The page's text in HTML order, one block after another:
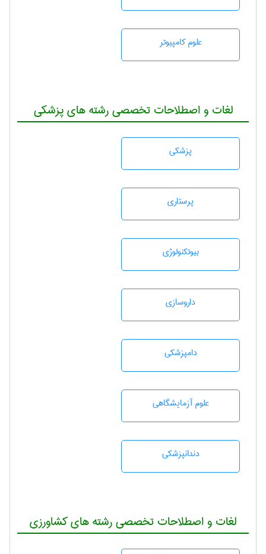
علوم کامپیوتر
لغات و اصطلاحات تخصصی رشته های پزشکی
پزشكی
پرستاری
بيوتكنولوژی
داروسازی
دامپزشكی
علوم آزمايشگاهی
دندانپزشكی
لغات و اصطلاحات تخصصی رشته های کشاورزی